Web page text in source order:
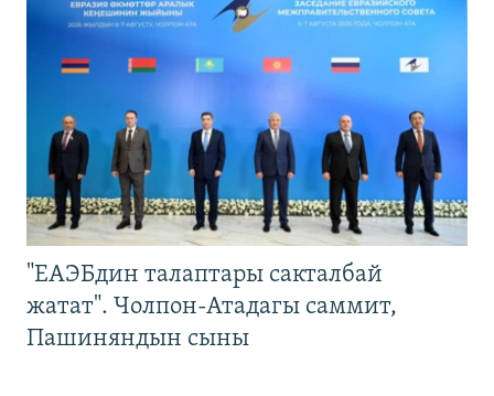
"ЕАЭБдин талаптары сакталбай
жатат". Чолпон-Атадагы саммит,
Пашиняндын сыны